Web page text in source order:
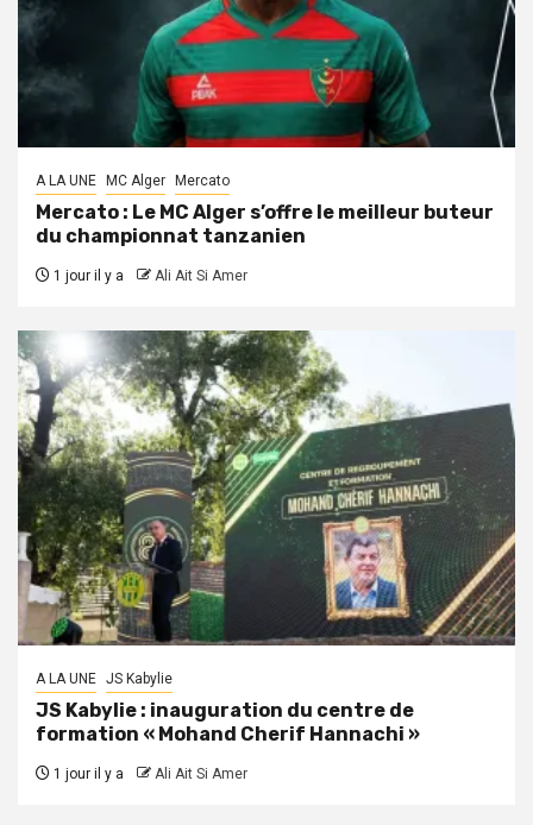
A LA UNE MC Alger Mercato
Mercato : Le MC Alger s’offre le meilleur buteur
du championnat tanzanien
1 jour il y a Ali Ait Si Amer
A LA UNE JS Kabylie
JS Kabylie : inauguration du centre de
formation « Mohand Cherif Hannachi »
1 jour il y a Ali Ait Si Amer